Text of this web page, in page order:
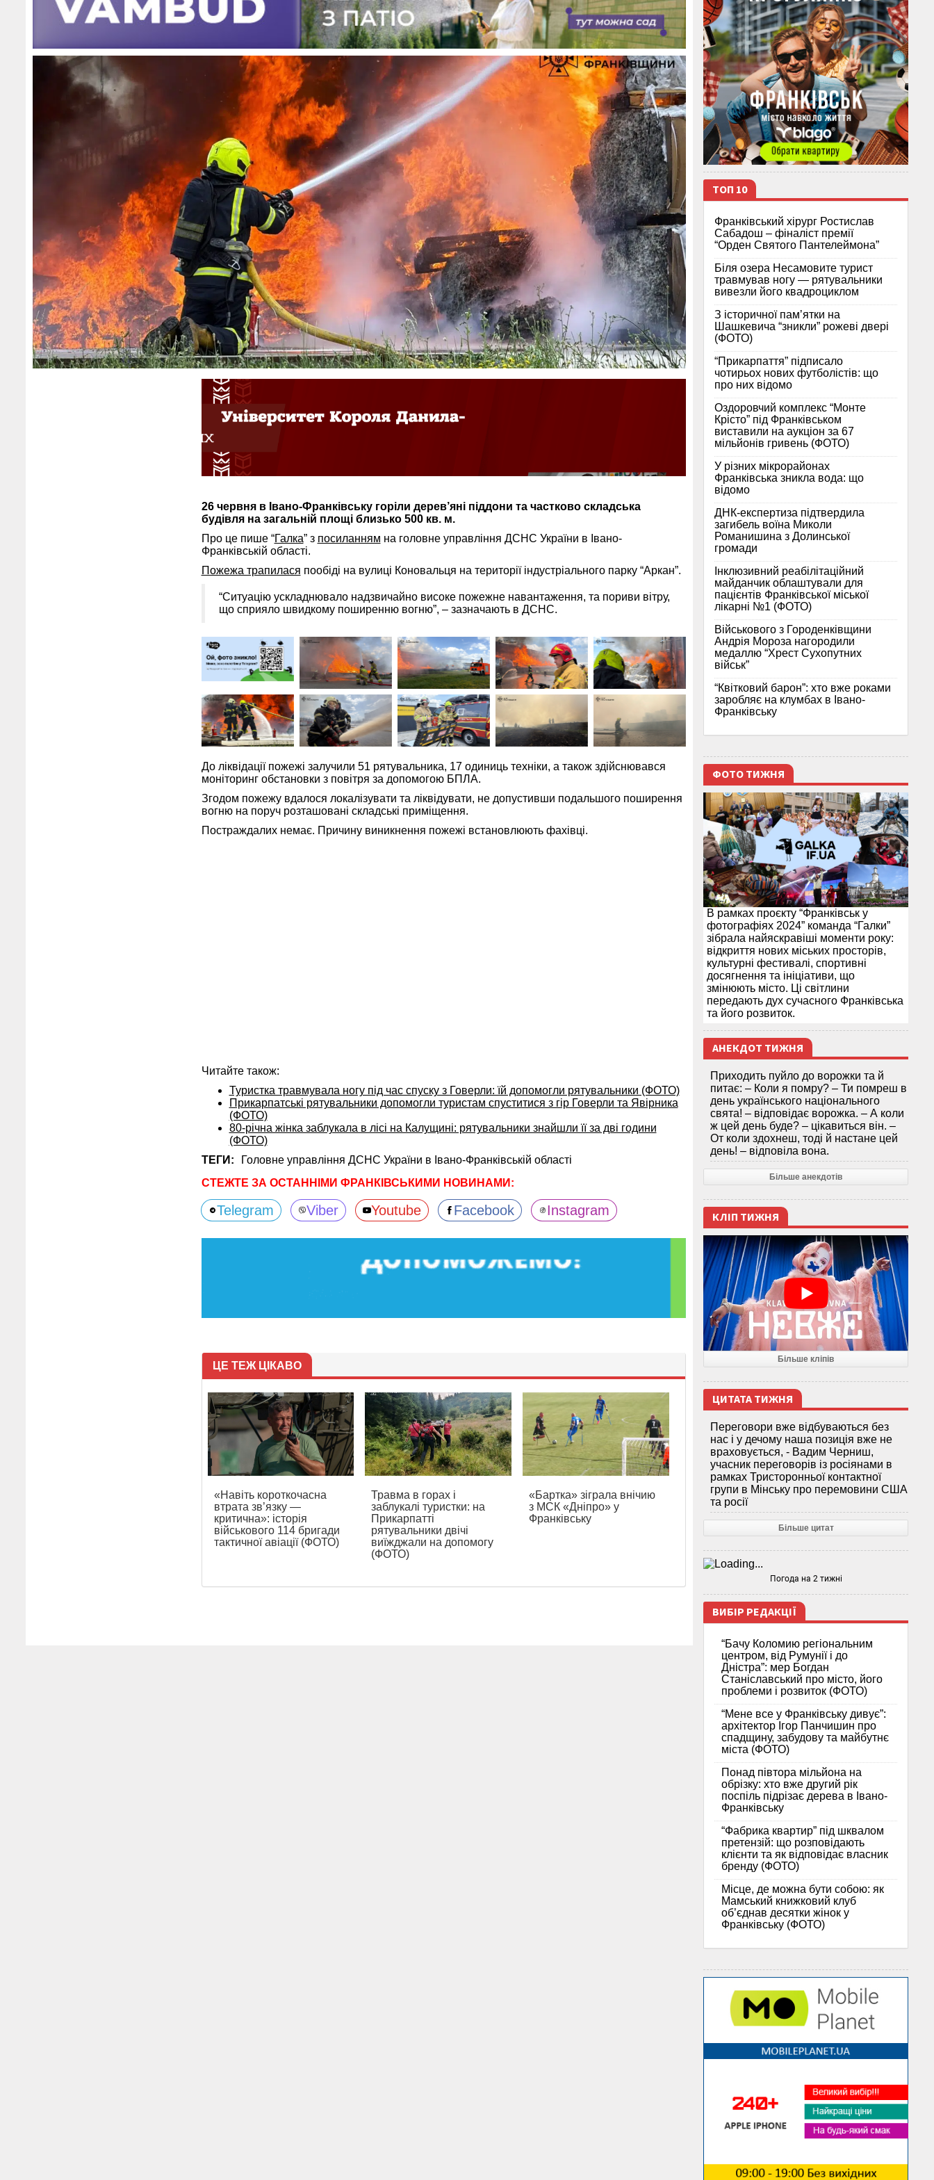
26 червня в Івано-Франківську горіли дерев’яні піддони та частково складська
будівля на загальній площі близько 500 кв. м.
Про це пише “Галка” з посиланням на головне управління ДСНС України в Івано-
Франківській області.
Пожежа трапилася пообіді на вулиці Коновальця на території індустріального парку “Аркан”.
“Ситуацію ускладнювало надзвичайно високе пожежне навантаження, та пориви вітру,
що сприяло швидкому поширенню вогню”, – зазначають в ДСНС.
До ліквідації пожежі залучили 51 рятувальника, 17 одиниць техніки, а також здійснювався
моніторинг обстановки з повітря за допомогою БПЛА.
Згодом пожежу вдалося локалізувати та ліквідувати, не допустивши подальшого поширення
вогню на поруч розташовані складські приміщення.
Постраждалих немає. Причину виникнення пожежі встановлюють фахівці.
Читайте також:
Туристка травмувала ногу під час спуску з Говерли: їй допомогли рятувальники (ФОТО)
Прикарпатські рятувальники допомогли туристам спуститися з гір Говерли та Явірника
(ФОТО)
80-річна жінка заблукала в лісі на Калущині: рятувальники знайшли її за дві години
(ФОТО)
ТЕГИ:
Головне управління ДСНС України в Івано-Франківській області
СТЕЖТЕ ЗА ОСТАННІМИ ФРАНКІВСЬКИМИ НОВИНАМИ:
Telegram Viber Youtube Facebook Instagram
ЦЕ ТЕЖ ЦІКАВО
«Навіть короткочасна
втрата зв’язку —
критична»: історія
військового 114 бригади
тактичної авіації (ФОТО)
Травма в горах і
заблукалі туристки: на
Прикарпатті
рятувальники двічі
виїжджали на допомогу
(ФОТО)
«Бартка» зіграла внічию
з МСК «Дніпро» у
Франківську
ТОП 10
Франківський хірург Ростислав
Сабадош – фіналіст премії
“Орден Святого Пантелеймона”
Біля озера Несамовите турист
травмував ногу — рятувальники
вивезли його квадроциклом
З історичної памʼятки на
Шашкевича “зникли” рожеві двері
(ФОТО)
“Прикарпаття” підписало
чотирьох нових футболістів: що
про них відомо
Оздоровчий комплекс “Монте
Крісто” під Франківськом
виставили на аукціон за 67
мільйонів гривень (ФОТО)
У різних мікрорайонах
Франківська зникла вода: що
відомо
ДНК-експертиза підтвердила
загибель воїна Миколи
Романишина з Долинської
громади
Інклюзивний реабілітаційний
майданчик облаштували для
пацієнтів Франківської міської
лікарні №1 (ФОТО)
Військового з Городенківщини
Андрія Мороза нагородили
медаллю “Хрест Сухопутних
військ”
“Квітковий барон”: хто вже роками
заробляє на клумбах в Івано-
Франківську
ФОТО ТИЖНЯ
В рамках проєкту “Франківськ у
фотографіях 2024” команда “Галки”
зібрала найяскравіші моменти року:
відкриття нових міських просторів,
культурні фестивалі, спортивні
досягнення та ініціативи, що
змінюють місто. Ці світлини
передають дух сучасного Франківська
та його розвиток.
АНЕКДОТ ТИЖНЯ
Приходить пуйло до ворожки та й
питає: – Коли я помру? – Ти помреш в
день українського національного
свята! – відповідає ворожка. – А коли
ж цей день буде? – цікавиться він. –
От коли здохнеш, тоді й настане цей
день! – відповіла вона.
Більше анекдотів
КЛІП ТИЖНЯ
Більше кліпів
ЦИТАТА ТИЖНЯ
Переговори вже відбуваються без
нас і у дечому наша позиція вже не
враховується, - Вадим Черниш,
учасник переговорів із росіянами в
рамках Тристоронньої контактної
групи в Мінську про перемовини США
та росії
Більше цитат
Погода на 2 тижні
ВИБІР РЕДАКЦІЇ
“Бачу Коломию регіональним
центром, від Румунії і до
Дністра”: мер Богдан
Станіславський про місто, його
проблеми і розвиток (ФОТО)
“Мене все у Франківську дивує”:
архітектор Ігор Панчишин про
спадщину, забудову та майбутнє
міста (ФОТО)
Понад півтора мільйона на
обрізку: хто вже другий рік
поспіль підрізає дерева в Івано-
Франківську
“Фабрика квартир” під шквалом
претензій: що розповідають
клієнти та як відповідає власник
бренду (ФОТО)
Місце, де можна бути собою: як
Мамський книжковий клуб
об’єднав десятки жінок у
Франківську (ФОТО)